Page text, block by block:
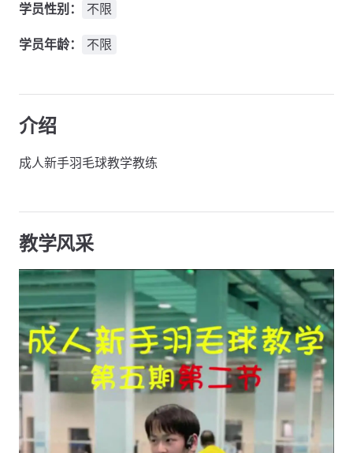
学员性别： 不限
学员年龄： 不限
介绍
成人新手羽毛球教学教练
教学风采